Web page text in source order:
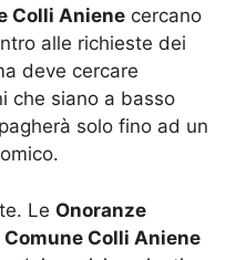
Colli Aniene cercano
alle richieste dei
deve cercare
che siano a basso
solo fino ad un
Le Onoranze
Colli Aniene